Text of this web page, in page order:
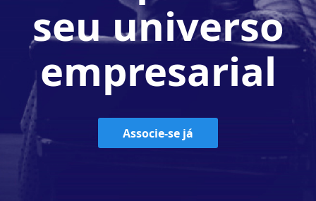
seu universo
empresarial
Associe-se já